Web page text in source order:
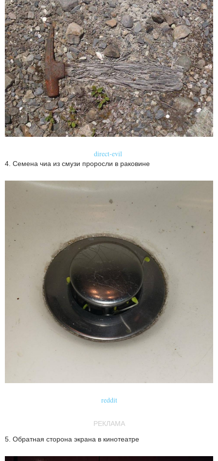
direct-evil
4. Семена чиа из смузи проросли в раковине
reddit
РЕКЛАМА
5. Обратная сторона экрана в кинотеатре